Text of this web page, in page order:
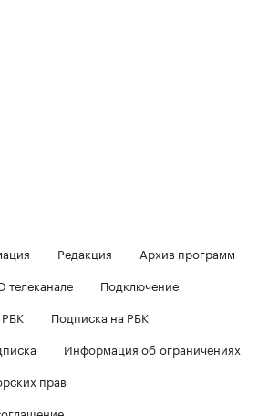
Редакция
Архив программ
телеканале
Подключение
Подписка на РБК
Информация об ограничениях
прав